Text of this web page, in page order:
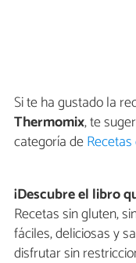
Si te ha gustado la
Thermomix, te
categoría de
¡Descubre el libro
Recetas sin gluten,
fáciles, deliciosas y
disfrutar sin